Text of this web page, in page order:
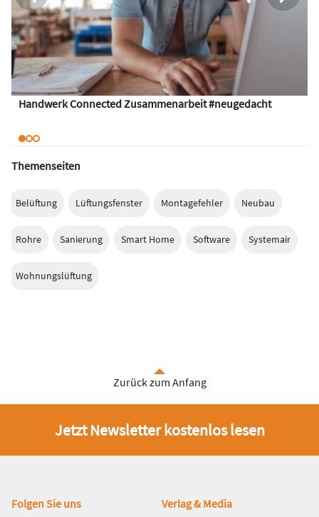
Handwerk Connected Zusammenarbeit #neugedacht
Themenseiten
Belüftung Lüftungsfenster Montagefehler Neubau
Rohre Sanierung Smart Home Software Systemair
Wohnungslüftung
Zurück zum Anfang
Jetzt Newsletter kostenlos lesen
Fußbereich
Folgen Sie uns Verlag & Media